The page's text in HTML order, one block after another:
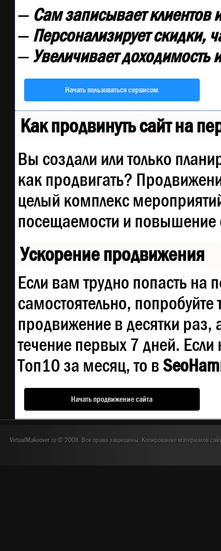
— Сам записывает клиентов
— Персонализирует скидки,
— Увеличивает доходимость
Начать пользоваться сервисом
Как продвинуть сайт на
Вы создали или только
как продвигать?
целый комплекс
посещаемости и повышение
Ускорение продвижения
Если вам трудно попасть на
самостоятельно, попробуйте
продвижение в десятки раз,
течение первых 7 дней.
Топ10 за месяц, то в
Начать продвижение сайта
VirtualMakeover.ru © 2008. Все права защищены. Копирование материалов